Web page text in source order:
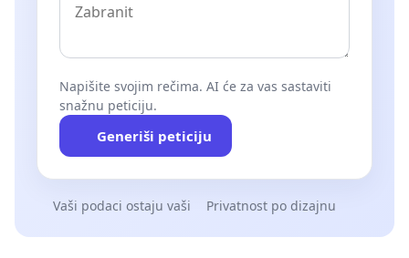
Napišite svojim rečima. AI će za vas sastaviti
snažnu peticiju.
Generiši peticiju
Vaši podaci ostaju vaši Privatnost po dizajnu